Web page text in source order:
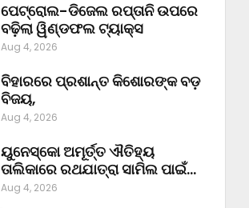
ପେଟ୍ରୋଲ-ଡିଜେଲ ରପ୍ତାନି ଉପରେ
ବଢ଼ିଲା ୱିଣ୍ଡଫଲ ଟ୍ୟାକ୍ସ
Aug 4, 2026
ବିହାରରେ ପ୍ରଶାନ୍ତ କିଶୋରଙ୍କ ବଡ଼
ବିଜୟ,
Aug 4, 2026
ୟୁନେସ୍କୋ ଅମୂର୍ତ୍ତ ଐତିହ୍ୟ
ତାଲିକାରେ ରଥଯାତ୍ରା ସାମିଲ ପାଇଁ…
Aug 4, 2026